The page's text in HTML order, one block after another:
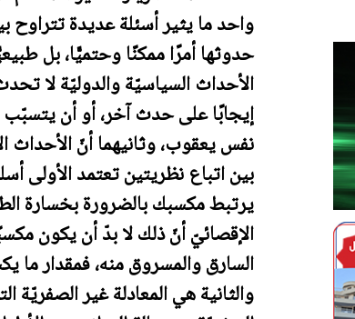
واحد ما يثير أسئلة عديدة
حدوثها أمرًا ممكنًا وحتميًّا، بل
الأحداث السياسيّة والدوليّة لا
إيجابًا على حدث آخر، أو أن
نفس يعقوب، وثانيهما أنّ الأحداث
بين اتباع نظريتين تعتمد الأولى
يرتبط مكسبك بالضرورة بخسارة
الإقصائيّ أنّ ذلك لا بدّ أن يكون
السارق والمسروق منه، فمقدار ما
والثانية هي المعادلة غير الصفريّة